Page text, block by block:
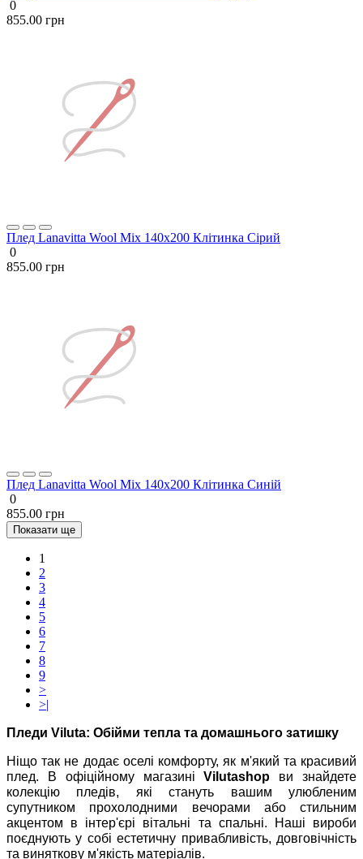
0
855.00 грн
Плед Lanavitta Wool Mix 140х200 Клітинка Сірий
0
855.00 грн
Плед Lanavitta Wool Mix 140х200 Клітинка Синій
0
855.00 грн
Показати ще
1
2
3
4
5
6
7
8
9
>
>|
Пледи Viluta: Обійми тепла та домашнього затишку
Ніщо так не додає оселі комфорту, як м'який та красивий
плед. В офіційному магазиніVilutashop ви знайдете
колекцію пледів, які стануть вашим улюбленим
супутником прохолодними вечорами або стильним
акцентом в інтер'єрі вітальні та спальні. Наші вироби
поєднують у собі естетичну привабливість, довговічність
та виняткову м'якість матеріалів.